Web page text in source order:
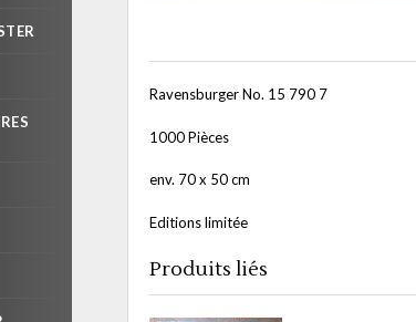
Ravensburger No. 15 790 7
1000 Pièces
env. 70 x 50 cm
Editions limitée
Produits liés